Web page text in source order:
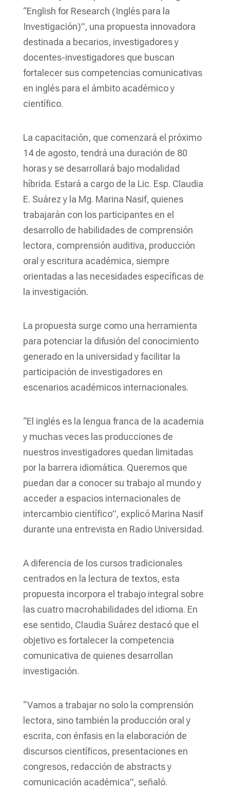
“English for Research (Inglés para la
Investigación)”, una propuesta innovadora
destinada a becarios, investigadores y
docentes-investigadores que buscan
fortalecer sus competencias comunicativas
en inglés para el ámbito académico y
científico.
La capacitación, que comenzará el próximo
14 de agosto, tendrá una duración de 80
horas y se desarrollará bajo modalidad
híbrida. Estará a cargo de la Lic. Esp. Claudia
E. Suárez y la Mg. Marina Nasif, quienes
trabajarán con los participantes en el
desarrollo de habilidades de comprensión
lectora, comprensión auditiva, producción
oral y escritura académica, siempre
orientadas a las necesidades específicas de
la investigación.
La propuesta surge como una herramienta
para potenciar la difusión del conocimiento
generado en la universidad y facilitar la
participación de investigadores en
escenarios académicos internacionales.
“El inglés es la lengua franca de la academia
y muchas veces las producciones de
nuestros investigadores quedan limitadas
por la barrera idiomática. Queremos que
puedan dar a conocer su trabajo al mundo y
acceder a espacios internacionales de
intercambio científico”, explicó Marina Nasif
durante una entrevista en Radio Universidad.
A diferencia de los cursos tradicionales
centrados en la lectura de textos, esta
propuesta incorpora el trabajo integral sobre
las cuatro macrohabilidades del idioma. En
ese sentido, Claudia Suárez destacó que el
objetivo es fortalecer la competencia
comunicativa de quienes desarrollan
investigación.
“Vamos a trabajar no solo la comprensión
lectora, sino también la producción oral y
escrita, con énfasis en la elaboración de
discursos científicos, presentaciones en
congresos, redacción de abstracts y
comunicación académica”, señaló.